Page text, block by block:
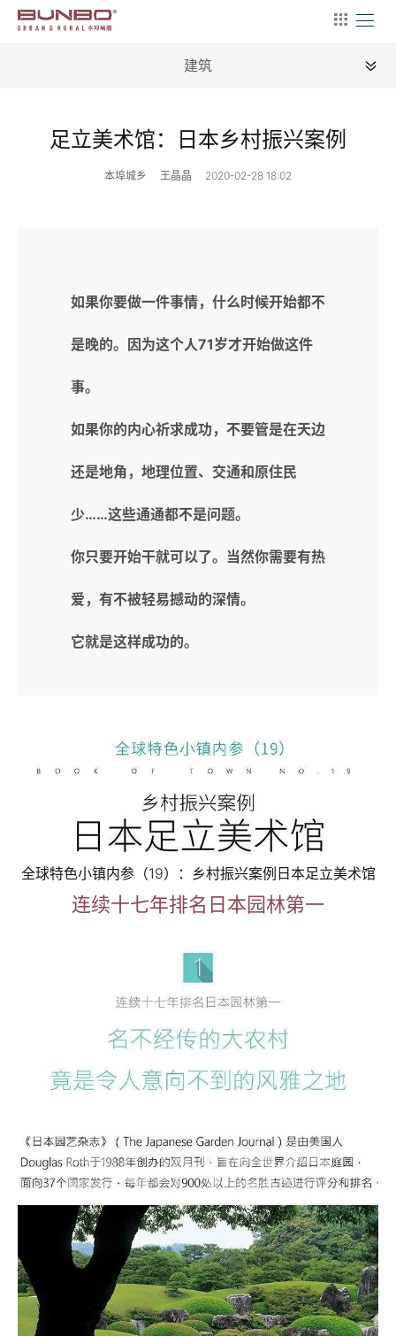
建筑
新闻
地理
文艺
营销
足立美术馆：日本乡村振兴案例
本埠城乡 王晶晶 2020-02-28 18:02
如果你要做一件事情，什么时候开始都不
是晚的。因为这个人71岁才开始做这件
事。
如果你的内心祈求成功，不要管是在天边
还是地角，地理位置、交通和原住民
少……这些通通都不是问题。
你只要开始干就可以了。当然你需要有热
爱，有不被轻易撼动的深情。
它就是这样成功的。
全球特色小镇内参（19）：乡村振兴案例日本足立美术馆
连续十七年排名日本园林第一